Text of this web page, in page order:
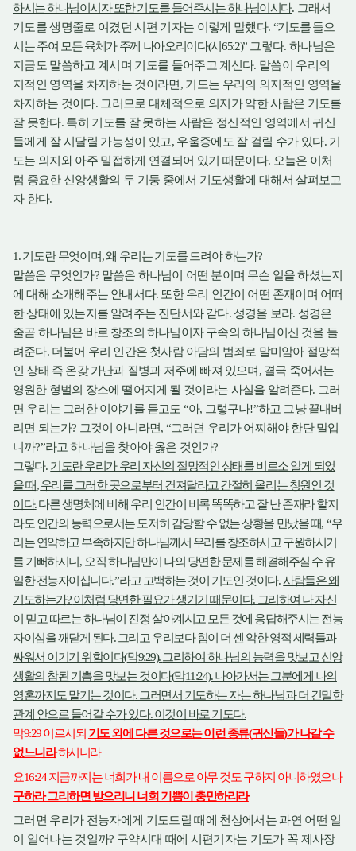
하시는 하나님이시자 또한 기도를 들어주시는 하나님이시다. 그래서
기도를 생명줄로 여겼던 시편 기자는 이렇게 말했다. “기도를 들으
시는 주여 모든 육체가 주께 나아오리이다(시65:2)” 그렇다.하나님은
지금도 말씀하고 계시며 기도를 들어주고 계신다. 말씀이 우리의
지적인 영역을 차지하는 것이라면, 기도는 우리의 의지적인 영역을
차지하는 것이다. 그러므로 대체적으로 의지가 약한 사람은 기도를
잘 못한다. 특히 기도를 잘 못하는 사람은 정신적인 영역에서 귀신
들에게 잘 시달릴 가능성이 있고, 우울증에도 잘 걸릴 수가 있다. 기
도는 의지와 아주 밀접하게 연결되어 있기 때문이다. 오늘은 이처
럼 중요한 신앙생활의 두 기둥 중에서 기도생활에 대해서 살펴보고
자 한다.
1.기도란 무엇이며,왜 우리는 기도를 드려야 하는가?
말씀은 무엇인가? 말씀은 하나님이 어떤 분이며 무슨 일을 하셨는지
에 대해 소개해주는 안내서다. 또한 우리 인간이 어떤 존재이며 어떠
한 상태에 있는지를 알려주는 진단서와 같다. 성경을 보라. 성경은
줄곧 하나님은 바로 창조의 하나님이자 구속의 하나님이신 것을 들
려준다. 더불어 우리 인간은 첫사람 아담의 범죄로 말미암아 절망적
인 상태 즉 온갖 가난과 질병과 저주에 빠져 있으며, 결국 죽어서는
영원한 형벌의 장소에 떨어지게 될 것이라는 사실을 알려준다. 그러
면 우리는 그러한 이야기를 듣고도 “아, 그렇구나!”하고 그냥 끝내버
리면 되는가? 그것이 아니라면, “그러면 우리가 어찌해야 한단 말입
니까?”라고 하나님을 찾아야 옳은 것인가?
그렇다. 기도란 우리가 우리 자신의 절망적인 상태를 비로소 알게 되었
을 때,우리를 그러한 곳으로부터 건져달라고 간절히 올리는 청원인 것
이다. 다른 생명체에 비해 우리 인간이 비록 똑똑하고 잘 난 존재라 할지
라도 인간의 능력으로서는 도저히 감당할 수 없는 상황을 만났을 때, “우
리는 연약하고 부족하지만 하나님께서 우리를 창조하시고 구원하시기
를 기뻐하시니, 오직 하나님만이 나의 당면한 문제를 해결해주실 수 유
일한 전능자이십니다.”라고 고백하는 것이 기도인 것이다.사람들은 왜
기도하는가?이처럼 당면한 필요가 생기기 때문이다. 그리하여 나 자신
이 믿고 따르는 하나님이 진정 살아계시고 모든 것에 응답해주시는 전능
자이심을 깨닫게 된다. 그리고 우리보다 힘이 더 센 악한 영적 세력들과
싸워서 이기기 위함이다(막9:29). 그리하여 하나님의 능력을 맛보고 신앙
생활의 참된 기쁨을 맛보는 것이다(막11:24).나아가서는 그분에게 나의
영혼까지도 맡기는 것이다. 그러면서 기도하는 자는 하나님과 더 긴밀한
관계 안으로 들어갈 수가 있다.이것이 바로 기도다.
막9:29이르시되 기도 외에 다른 것으로는 이런 종류(귀신들)가 나갈 수
없느니라하시니라
요16:24지금까지는 너희가 내 이름으로 아무 것도 구하지 아니하였으나
구하라 그리하면 받으리니 너희 기쁨이 충만하리라
그러면 우리가 전능자에게 기도드릴 때에 천상에서는 과연 어떤 일
이 일어나는 것일까? 구약시대 때에 시편기자는 기도가 꼭 제사장